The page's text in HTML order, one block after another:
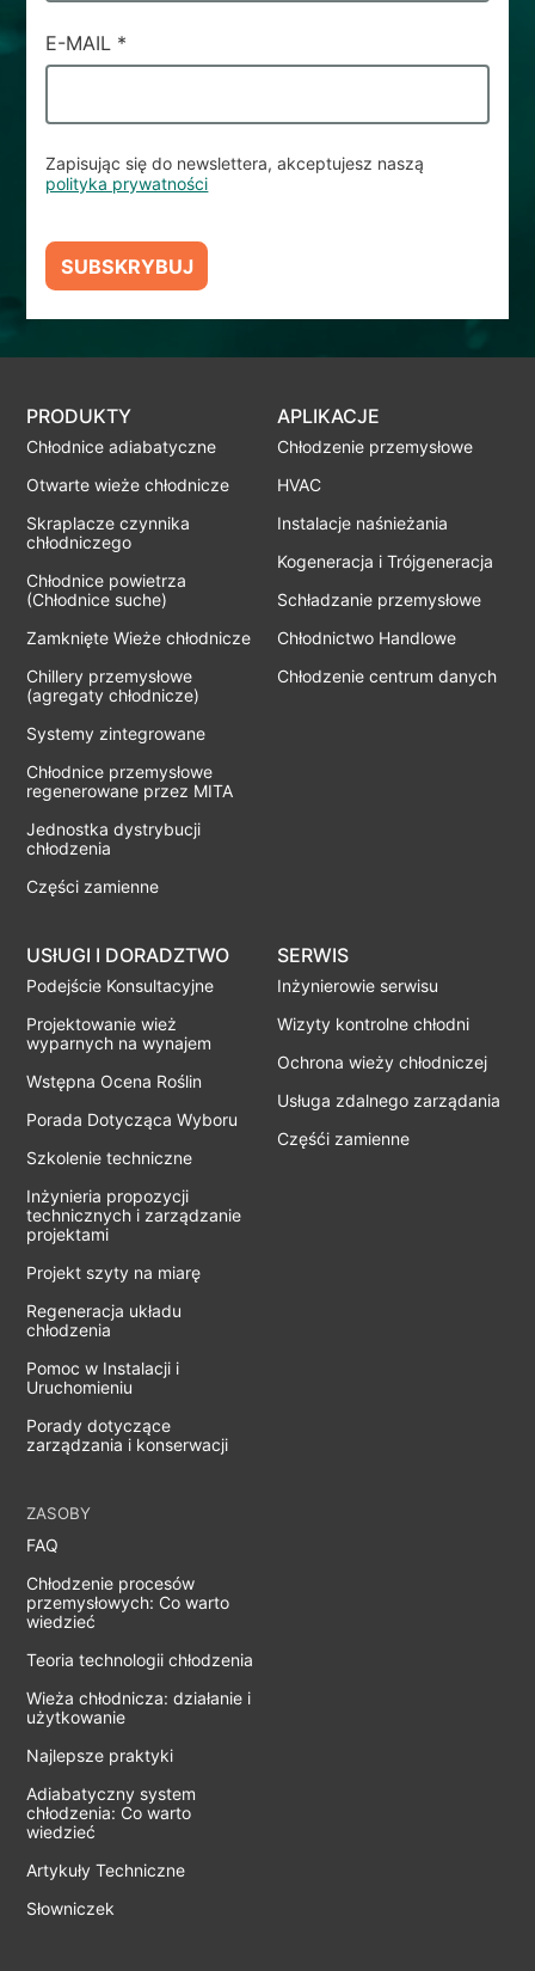
E-MAIL *
Zapisując się do newslettera, akceptujesz naszą
polityka prywatności
SUBSKRYBUJ
PRODUKTY
Chłodnice adiabatyczne
Otwarte wieże chłodnicze
Skraplacze czynnika
chłodniczego
Chłodnice powietrza
(Chłodnice suche)
Zamknięte Wieże chłodnicze
Chillery przemysłowe
(agregaty chłodnicze)
Systemy zintegrowane
Chłodnice przemysłowe
regenerowane przez MITA
Jednostka dystrybucji
chłodzenia
Części zamienne
APLIKACJE
Chłodzenie przemysłowe
HVAC
Instalacje naśnieżania
Kogeneracja i Trójgeneracja
Schładzanie przemysłowe
Chłodnictwo Handlowe
Chłodzenie centrum danych
USłUGI I DORADZTWO
Podejście Konsultacyjne
Projektowanie wież
wyparnych na wynajem
Wstępna Ocena Roślin
Porada Dotycząca Wyboru
Szkolenie techniczne
Inżynieria propozycji
technicznych i zarządzanie
projektami
Projekt szyty na miarę
Regeneracja układu
chłodzenia
Pomoc w Instalacji i
Uruchomieniu
Porady dotyczące
zarządzania i konserwacji
SERWIS
Inżynierowie serwisu
Wizyty kontrolne chłodni
Ochrona wieży chłodniczej
Usługa zdalnego zarządania
Częśći zamienne
ZASOBY
FAQ
Chłodzenie procesów
przemysłowych: Co warto
wiedzieć
Teoria technologii chłodzenia
Wieża chłodnicza: działanie i
użytkowanie
Najlepsze praktyki
Adiabatyczny system
chłodzenia: Co warto
wiedzieć
Artykuły Techniczne
Słowniczek